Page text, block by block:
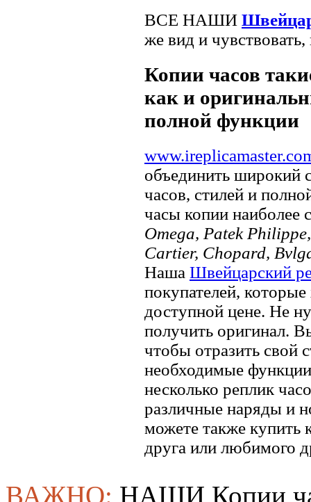
ВСЕ НАШИ
же вид и
Копии часов
как и
полной функции
объединить широкий
часов, стилей и
часы копии наиболее
Omega, Patek
Cartier, Chopard,
Наша Швейцарский
покупателей,
доступной цене. Не
получить оригинал.
чтобы отразить свой
необходимые
несколько реплик
различные наряды и
можете также купить
друга или любимого
ВАЖНО: НАШИ Копии